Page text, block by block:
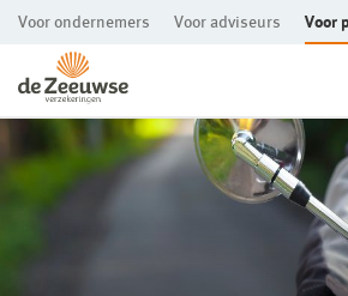
Voor ondernemers Voor adviseurs Voor
Mijn gezin en woning
Privé Pakket Online
Mijn vervoer